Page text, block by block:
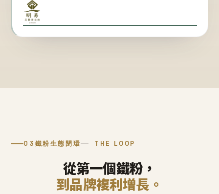
03 鐵粉生態閉環 THE LOOP
從第一個鐵粉，
到品牌複利增長。